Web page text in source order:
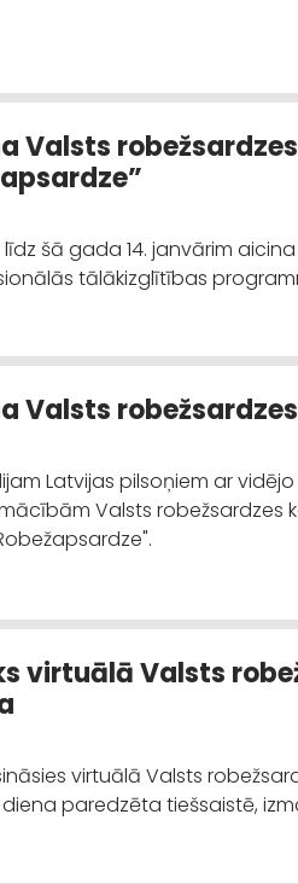
Valsts
šā gada 14. janvārim
tālākizglītības
Valsts
Latvijas pilsoņiem ar
Valsts robežsardzes
virtuālā Valsts
virtuālā Valsts
paredzēta tiešsaistē,